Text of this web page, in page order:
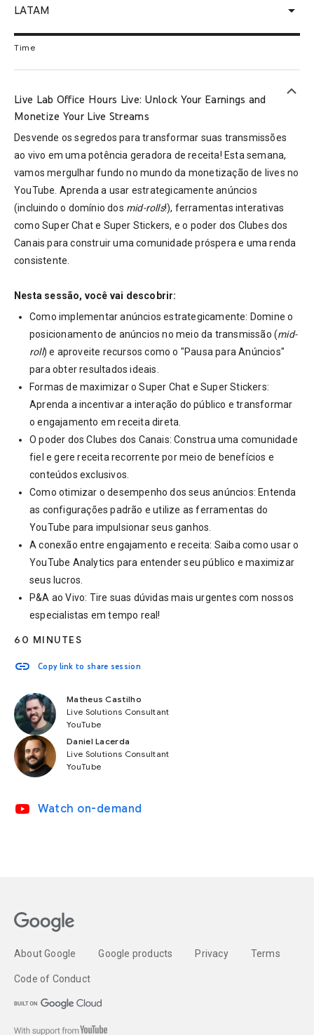
LATAM arrow_drop_down
Time
Live Lab Office Hours Live: Unlock Your Earnings and
Monetize Your Live Streams
Desvende os segredos para transformar suas transmissões
ao vivo em uma potência geradora de receita! Esta semana,
vamos mergulhar fundo no mundo da monetização de lives no
YouTube. Aprenda a usar estrategicamente anúncios
(incluindo o domínio dos mid-rolls!), ferramentas interativas
como Super Chat e Super Stickers, e o poder dos Clubes dos
Canais para construir uma comunidade próspera e uma renda
consistente.
Nesta sessão, você vai descobrir:
Como implementar anúncios estrategicamente: Domine o
posicionamento de anúncios no meio da transmissão (mid-
roll) e aproveite recursos como o "Pausa para Anúncios"
para obter resultados ideais.
Formas de maximizar o Super Chat e Super Stickers:
Aprenda a incentivar a interação do público e transformar
o engajamento em receita direta.
O poder dos Clubes dos Canais: Construa uma comunidade
fiel e gere receita recorrente por meio de benefícios e
conteúdos exclusivos.
Como otimizar o desempenho dos seus anúncios: Entenda
as configurações padrão e utilize as ferramentas do
YouTube para impulsionar seus ganhos.
A conexão entre engajamento e receita: Saiba como usar o
YouTube Analytics para entender seu público e maximizar
seus lucros.
P&A ao Vivo: Tire suas dúvidas mais urgentes com nossos
especialistas em tempo real!
60 MINUTES
link Copy link to share session
Matheus Castilho
Live Solutions Consultant
YouTube
Daniel Lacerda
Live Solutions Consultant
YouTube
video_youtube Watch on-demand
keyboard_arrow_up
About Google Google products Privacy Terms
Code of Conduct